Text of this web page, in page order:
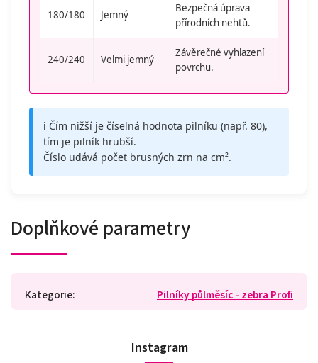
180/180 Jemný
Bezpečná úprava
přírodních nehtů.
240/240 Velmi jemný
Závěrečné vyhlazení
povrchu.
ℹ️ Čím nižší je číselná hodnota pilníku (např. 80),
tím je pilník hrubší.
Číslo udává počet brusných zrn na cm².
Doplňkové parametry
Kategorie: Pilníky půlměsíc - zebra Profi
Instagram